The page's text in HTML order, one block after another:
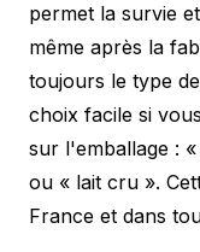
permet la survie
même après la
toujours le type
choix facile si
sur l'emballage :
ou « lait cru ».
France et dans